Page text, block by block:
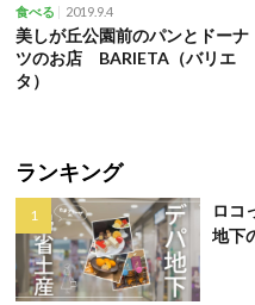
食べる 2019.9.4
美しが丘公園前のパンとドーナ
ツのお店 BARIETA（バリエ
タ）
ランキング
ロコ
地下